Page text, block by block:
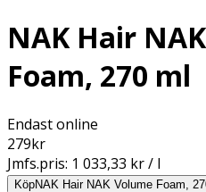
NAK Hair
Foam, 270 ml
Endast online
279kr
Jmfs.pris: 1 033,33 kr / l
KöpNAK Hair NAK Volume Foam,